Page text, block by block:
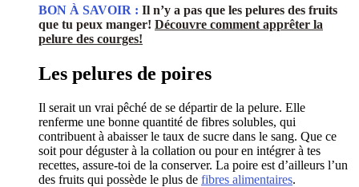
BON À SAVOIR : Il n’y a pas que les pelures des fruits
que tu peux manger! Découvre comment apprêter la
pelure des courges!
Les pelures de poires
Il serait un vrai pêché de se départir de la pelure. Elle
renferme une bonne quantité de fibres solubles, qui
contribuent à abaisser le taux de sucre dans le sang. Que ce
soit pour déguster à la collation ou pour en intégrer à tes
recettes, assure-toi de la conserver. La poire est d’ailleurs l’un
des fruits qui possède le plus de fibres alimentaires.